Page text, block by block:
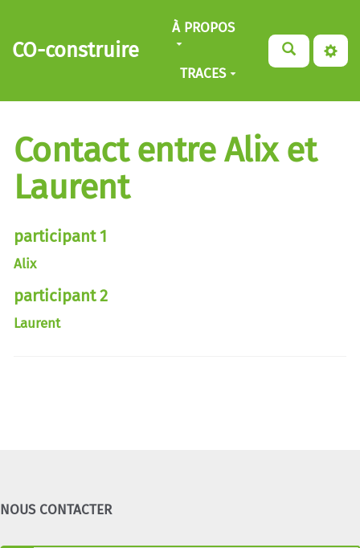
Aller au contenu principal
CO-construire
À PROPOS
TRACES
Contact entre Alix et
Laurent
participant 1
Alix
participant 2
Laurent
NOUS CONTACTER